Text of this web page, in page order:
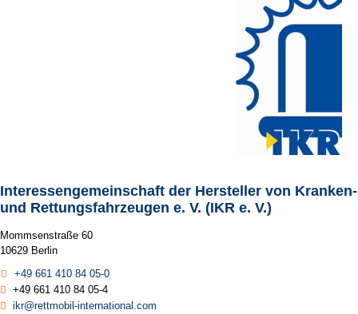
Interessengemeinschaft der Hersteller von Kranken-
und Rettungsfahrzeugen e. V. (IKR e. V.)
Mommsenstraße 60
10629 Berlin
+49 661 410 84 05-0
+49 661 410 84 05-4
ikr@rettmobil-international.com